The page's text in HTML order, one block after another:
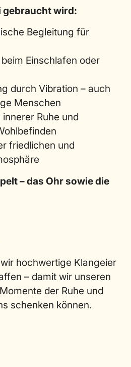
gebraucht wird:
Begleitung für
Einschlafen oder
durch Vibration – auch
Menschen
Ruhe und
friedlichen und
– das Ohr sowie die
hochwertige Klangeier
– damit wir unseren
der Ruhe und
schenken können.